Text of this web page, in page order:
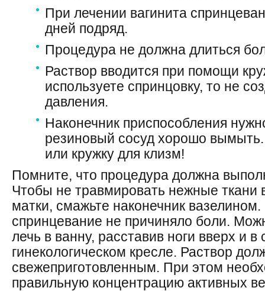
При лечении вагинита
дней подряд.
Процедура не должна длиться
Раствор вводится при помощи
используете спринцовку, то не
давления.
Наконечник приспособления
резиновый сосуд хорошо
или кружку для клизм!
Помните, что процедура должна
Чтобы не травмировать нежные ткани
матки, смажьте наконечник
спринцевание не причиняло боли.
лечь в ванну, расставив ноги вверх и в
гинекологическом кресле. Раствор
свежеприготовленным. При этом
правильную концентрацию активных